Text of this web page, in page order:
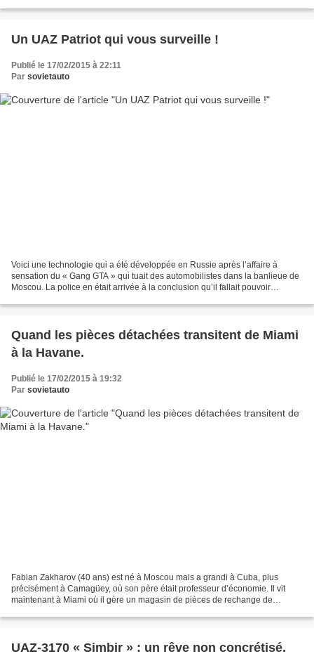
Un UAZ Patriot qui vous surveille !
Publié le 17/02/2015 à 22:11
Par sovietauto
Voici une technologie qui a été développée en Russie après l’affaire à
sensation du « Gang GTA » qui tuait des automobilistes dans la banlieue de
Moscou. La police en était arrivée à la conclusion qu’il fallait pouvoir
Quand les pièces détachées transitent de Miami
à la Havane.
Publié le 17/02/2015 à 19:32
Par sovietauto
Fabian Zakharov (40 ans) est né à Moscou mais a grandi à Cuba, plus
précisément à Camagüey, où son père était professeur d’économie. Il vit
maintenant à Miami où il gère un magasin de pièces de rechange de
UAZ-3170 « Simbir » : un rêve non concrétisé.